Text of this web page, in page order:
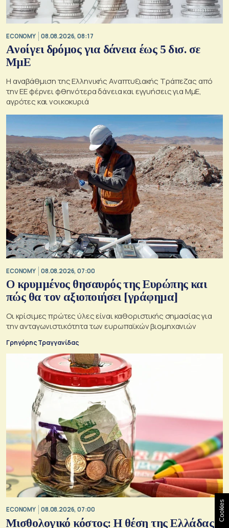
ECONOMY 08.08.2026, 08:17
Aνοίγει δρόμος για δάνεια έως 5 δισ. σε
ΜμΕ
Η αναβάθμιση της Ελληνικής Αναπτυξιακής Τράπεζας από
την ΕΕ φέρνει φθηνότερα δάνεια και εγγυήσεις για ΜμΕ,
αγρότες και νοικοκυριά
ECONOMY 08.08.2026, 07:00
Ο κρυμμένος θησαυρός της Ευρώπης και
πώς θα τον αξιοποιήσει [γράφημα]
Οι κρίσιμες πρώτες ύλες είναι καθοριστικής σημασίας για
την ανταγωνιστικότητα των ευρωπαϊκών βιομηχανιών
Γρηγόρης Τραγγανίδας
ECONOMY 08.08.2026, 07:00
Μισθολογικό κόστος: Η θέση της Ελλάδας
Cookies